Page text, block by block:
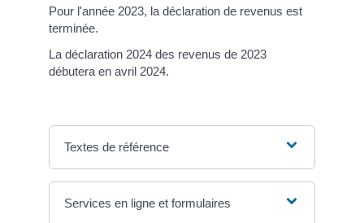
Pour l'année 2023, la déclaration de revenus est
terminée.
La déclaration 2024 des revenus de 2023
débutera en avril 2024.
Textes de référence
Services en ligne et formulaires